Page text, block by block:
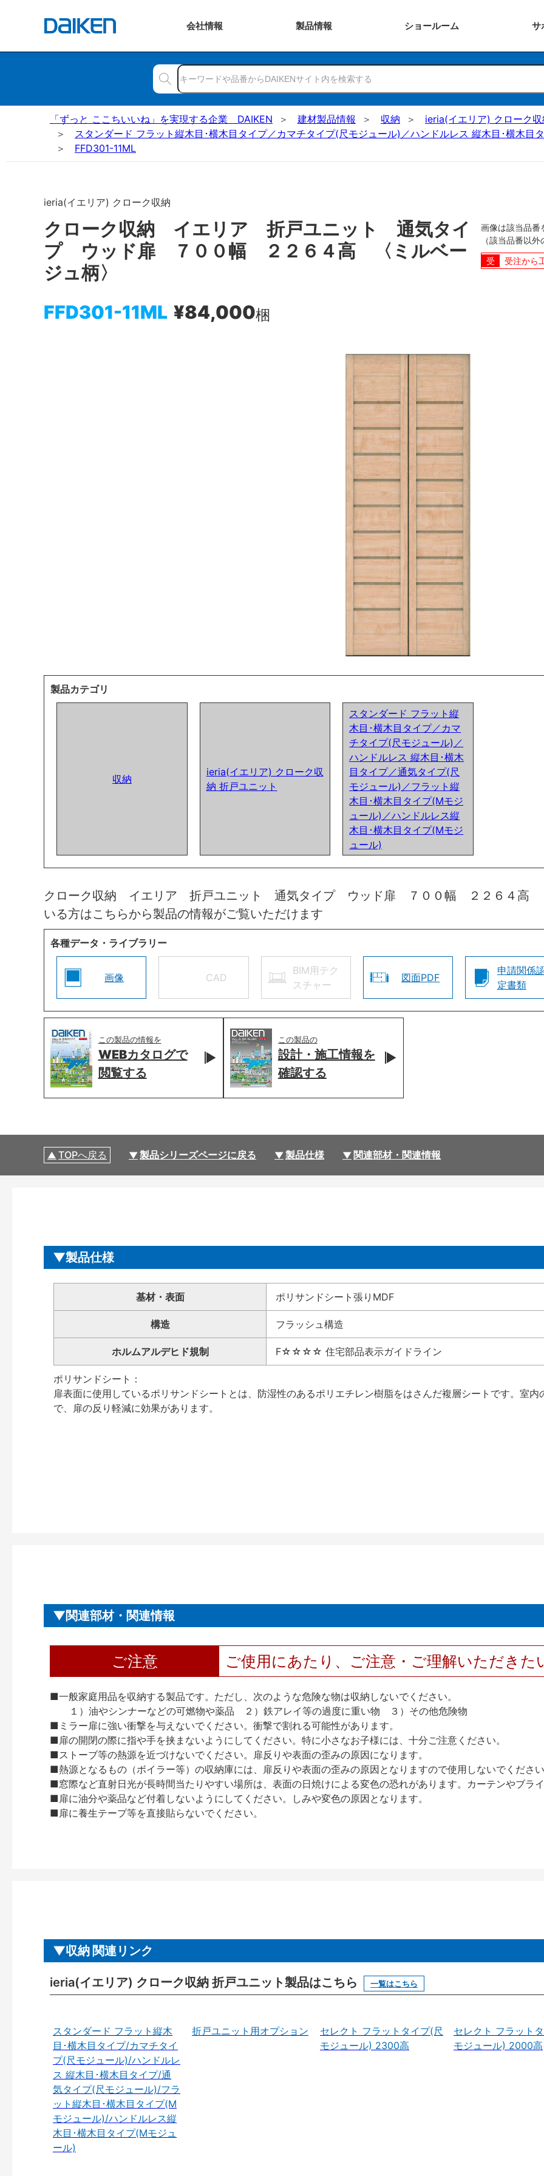
会社情報 製品情報 ショールーム サ
「ずっと ここちいいね」を実現する企業 DAIKEN 建材製品情報 収納
ieria(イエリア) クローク収
スタンダード フラット縦木目･横木目タイプ／カマチタイプ(尺モジュール)／ハンドルレス 縦木目･横木
FFD301-11ML
ieria(イエリア) クローク収納
クローク収納 イエリア 折戸ユニット 通気タイ
プ ウッド扉 ７００幅 ２２６４高 〈ミルベー
ジュ柄〉
FFD301-11ML ¥84,000梱
画像は該当品番
（該当品番以
受注から
製品カテゴリ
収納
ieria(イエリア) クローク収
納 折戸ユニット
スタンダード フラット縦
木目･横木目タイプ／カマ
チタイプ(尺モジュール)／
ハンドルレス 縦木目･横木
目タイプ／通気タイプ(尺
モジュール)／フラット縦
木目･横木目タイプ(Mモジ
ュール)／ハンドルレス縦
木目･横木目タイプ(Mモジ
ュール)
クローク収納 イエリア 折戸ユニット 通気タイプ ウッド扉 ７００幅 ２２６４高 〈
いる方はこちらから製品の情報がご覧いただけます
各種データ・ライブラリー
画像 CAD
BIM用テク
スチャー
図面PDF
申請関係
定書類
この製品の情報を
WEBカタログで
閲覧する
この製品の
設計・施工情報を
確認する
TOPへ戻る 製品シリーズページに戻る 製品仕様 関連部材・関連情報
製品仕様
基材・表面 ポリサンドシート張りMDF
構造 フラッシュ構造
ホルムアルデヒド規制 F☆☆☆☆ 住宅部品表示ガイドライン
ポリサンドシート：
扉表面に使用しているポリサンドシートとは、防湿性のあるポリエチレン樹脂をはさんだ複層シートです。室
で、扉の反り軽減に効果があります。
関連部材・関連情報
ご注意 ご使用にあたり、ご注意・ご理解いただきた
■一般家庭用品を収納する製品です。ただし、次のような危険な物は収納しないでください。
１）油やシンナーなどの可燃物や薬品 ２）鉄アレイ等の過度に重い物 ３）その他危険物
■ミラー扉に強い衝撃を与えないでください。衝撃で割れる可能性があります。
■扉の開閉の際に指や手を挟まないようにしてください。特に小さなお子様には、十分ご注意ください。
■ストーブ等の熱源を近づけないでください。扉反りや表面の歪みの原因になります。
■熱源となるもの（ボイラー等）の収納庫には、扉反りや表面の歪みの原因となりますので使用しないでください
■窓際など直射日光が長時間当たりやすい場所は、表面の日焼けによる変色の恐れがあります。カーテンやブラ
■扉に油分や薬品など付着しないようにしてください。しみや変色の原因となります。
■扉に養生テープ等を直接貼らないでください。
収納 関連リンク
ieria(イエリア) クローク収納 折戸ユニット製品はこちら 一覧はこちら
スタンダード フラット縦木
目･横木目タイプ/カマチタイ
プ(尺モジュール)/ハンドルレ
ス 縦木目･横木目タイプ/通
気タイプ(尺モジュール)/フラ
ット縦木目･横木目タイプ(M
モジュール)/ハンドルレス縦
木目･横木目タイプ(Mモジュ
ール)
折戸ユニット用オプション
セレクト フラットタイプ(尺
モジュール) 2300高
セレクト フラット
モジュール) 2000高